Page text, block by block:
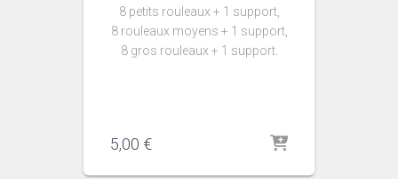
8 petits rouleaux + 1 support,
8 rouleaux moyens + 1 support,
8 gros rouleaux + 1 support.
5,00 €